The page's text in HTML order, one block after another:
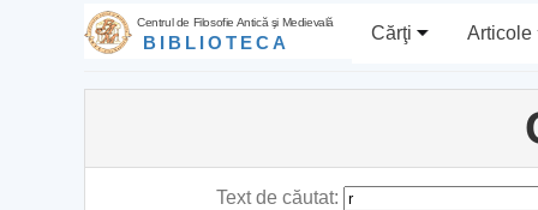
Centrul de Filosofie Antică şi Medievală
BIBLIOTECA Cărţi Articole
Text de căutat: